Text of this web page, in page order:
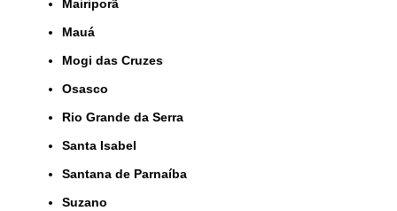
Mairiporã
Mauá
Mogi das Cruzes
Osasco
Rio Grande da Serra
Santa Isabel
Santana de Parnaíba
Suzano